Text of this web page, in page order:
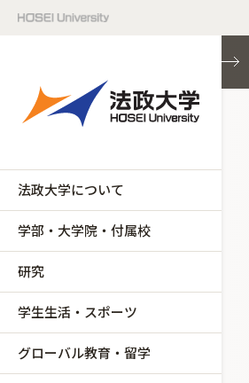
法政大学について
学部・大学院・付属校
研究
学生生活・スポーツ
グローバル教育・留学